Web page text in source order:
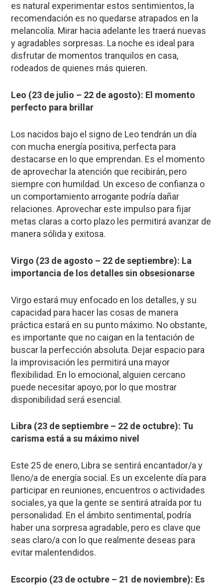
es natural experimentar estos sentimientos, la
recomendación es no quedarse atrapados en la
melancolía. Mirar hacia adelante les traerá nuevas
y agradables sorpresas. La noche es ideal para
disfrutar de momentos tranquilos en casa,
rodeados de quienes más quieren.
Leo (23 de julio – 22 de agosto): El momento
perfecto para brillar
Los nacidos bajo el signo de Leo tendrán un día
con mucha energía positiva, perfecta para
destacarse en lo que emprendan. Es el momento
de aprovechar la atención que recibirán, pero
siempre con humildad. Un exceso de confianza o
un comportamiento arrogante podría dañar
relaciones. Aprovechar este impulso para fijar
metas claras a corto plazo les permitirá avanzar de
manera sólida y exitosa.
Virgo (23 de agosto – 22 de septiembre): La
importancia de los detalles sin obsesionarse
Virgo estará muy enfocado en los detalles, y su
capacidad para hacer las cosas de manera
práctica estará en su punto máximo. No obstante,
es importante que no caigan en la tentación de
buscar la perfección absoluta. Dejar espacio para
la improvisación les permitirá una mayor
flexibilidad. En lo emocional, alguien cercano
puede necesitar apoyo, por lo que mostrar
disponibilidad será esencial.
Libra (23 de septiembre – 22 de octubre): Tu
carisma está a su máximo nivel
Este 25 de enero, Libra se sentirá encantador/a y
lleno/a de energía social. Es un excelente día para
participar en reuniones, encuentros o actividades
sociales, ya que la gente se sentirá atraída por tu
personalidad. En el ámbito sentimental, podría
haber una sorpresa agradable, pero es clave que
seas claro/a con lo que realmente deseas para
evitar malentendidos.
Escorpio (23 de octubre – 21 de noviembre): Es